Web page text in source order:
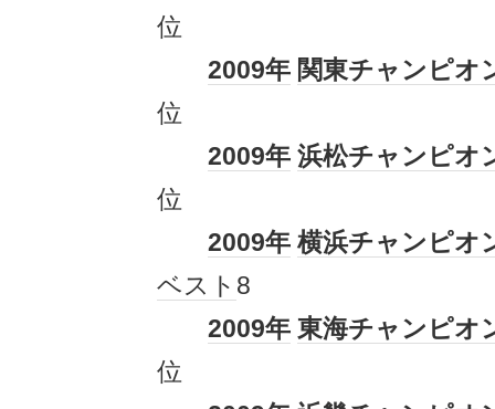
位
2009年 関東チャンピオ
位
2009年 浜松チャンピオ
位
2009年 横浜チャンピオ
ベスト 8
2009年 東海チャンピオ
位